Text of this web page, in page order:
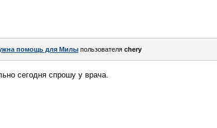
помощь для Милы пользователя chery
сегодня спрошу у врача.